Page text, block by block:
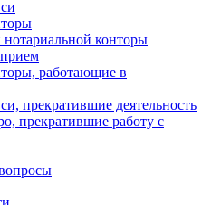
конторы
работающие в
прекратившие деятельность
прекратившие работу с